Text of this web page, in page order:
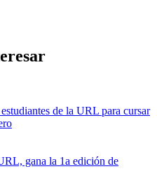
de la URL para cursar
gana la 1a edición de